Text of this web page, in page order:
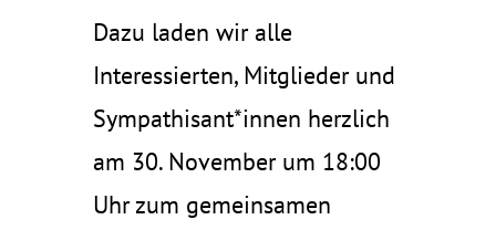
Dazu laden wir alle
Interessierten, Mitglieder und
Sympathisant*innen herzlich
am 30. November um 18:00
Uhr zum gemeinsamen